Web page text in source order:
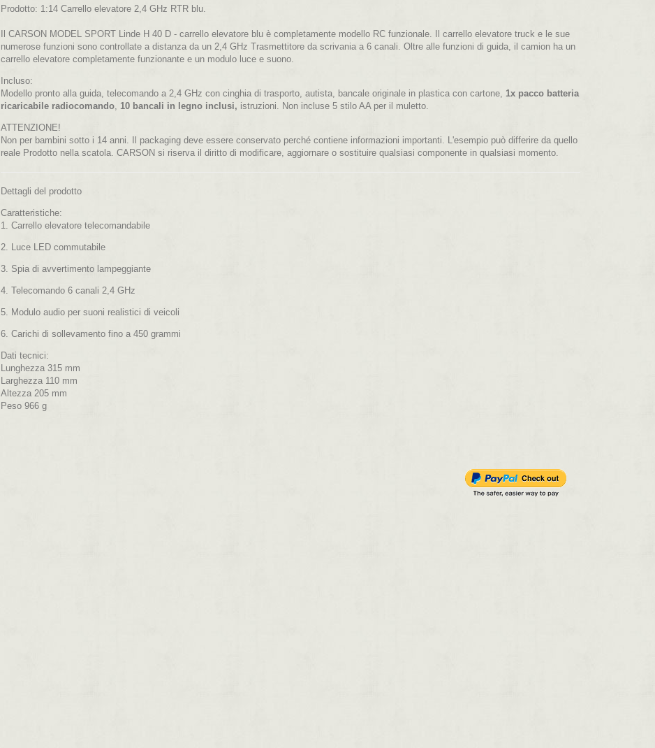
Prodotto: 1:14 Carrello elevatore 2,4 GHz RTR blu.
Il CARSON MODEL SPORT Linde H 40 D - carrello elevatore blu è completamente modello RC funzionale. Il carrello elevatore truck e le sue
numerose funzioni sono controllate a distanza da un 2,4 GHz Trasmettitore da scrivania a 6 canali. Oltre alle funzioni di guida, il camion ha un
carrello elevatore completamente funzionante e un modulo luce e suono.
Incluso:
Modello pronto alla guida, telecomando a 2,4 GHz con cinghia di trasporto, autista, bancale originale in plastica con cartone, 1x pacco batteria
ricaricabile radiocomando 10 bancali in legno inclusi, istruzioni. Non incluse 5 stilo AA per il muletto.
ATTENZIONE!
Non per bambini sotto i 14 anni. Il packaging deve essere conservato perché contiene informazioni importanti. L'esempio può differire da quello
reale Prodotto nella scatola. CARSON si riserva il diritto di modificare, aggiornare o sostituire qualsiasi componente in qualsiasi momento.
Dettagli del prodotto
Caratteristiche:
1. Carrello elevatore telecomandabile
2. Luce LED commutabile
3. Spia di avvertimento lampeggiante
4. Telecomando 6 canali 2,4 GHz
5. Modulo audio per suoni realistici di veicoli
6. Carichi di sollevamento fino a 450 grammi
Dati tecnici:
Lunghezza 315 mm
Larghezza 110 mm
Altezza 205 mm
Peso 966 g